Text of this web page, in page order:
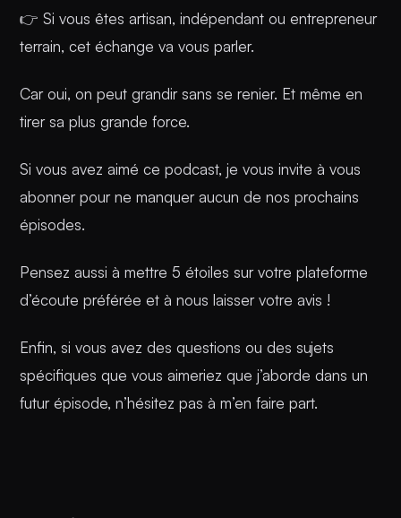
👉 Si vous êtes artisan, indépendant ou entrepreneur
terrain, cet échange va vous parler.
Car oui, on peut grandir sans se renier. Et même en
tirer sa plus grande force.
Si vous avez aimé ce podcast, je vous invite à vous
abonner pour ne manquer aucun de nos prochains
épisodes.
Pensez aussi à mettre 5 étoiles sur votre plateforme
d’écoute préférée et à nous laisser votre avis !
Enfin, si vous avez des questions ou des sujets
spécifiques que vous aimeriez que j’aborde dans un
futur épisode, n’hésitez pas à m’en faire part.